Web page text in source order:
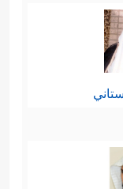
أو بقصة
مرفوض
عيسى
ويكفيها